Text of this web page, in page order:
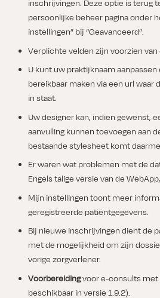
inschrijvingen. Deze optie is terug
persoonlijke beheer pagina onder
instellingen” bij “Geavanceerd”.
Verplichte velden zijn voorzien
U kunt uw praktijknaam aanpassen
bereikbaar maken via een url waar
in staat.
Uw designer kan, indien gewenst,
aanvulling kunnen toevoegen aan
bestaande stylesheet komt
Er waren wat problemen met de
Engels talige versie van de
Mijn instellingen toont meer
geregistreerde patiëntgegevens.
Bij nieuwe inschrijvingen dient de
met de mogelijkheid om zijn
vorige zorgverlener.
Voorbereidingvoor e-consults met
beschikbaar in versie 1.9.2).